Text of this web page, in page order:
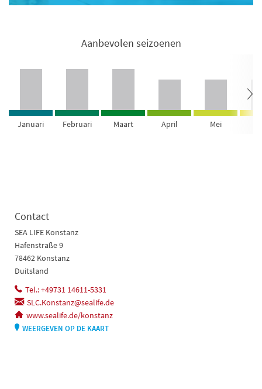
Aanbevolen seizoenen
Januari Februari Maart April Mei
Contact
SEA LIFE Konstanz
Hafenstraße 9
78462 Konstanz
Duitsland
Tel.: +49731 14611-5331
SLC.Konstanz@sealife.de
www.sealife.de/konstanz
WEERGEVEN OP DE KAART